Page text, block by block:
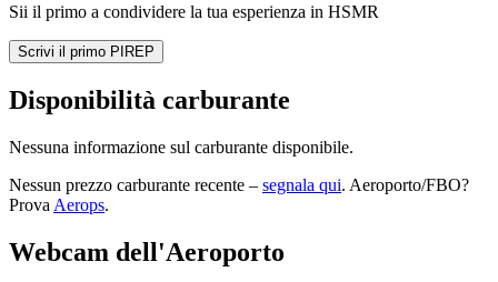
Sii il primo a condividere la tua esperienza in HSMR
Scrivi il primo PIREP
Disponibilità carburante
Nessuna informazione sul carburante disponibile.
Nessun prezzo carburante recente – segnala qui. Aeroporto/FBO?
Prova Aerops.
Webcam dell'Aeroporto